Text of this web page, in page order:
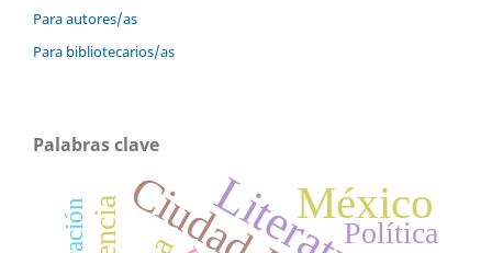
Para autores/as
Para bibliotecarios/as
Palabras clave
México
Política